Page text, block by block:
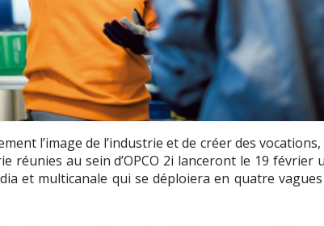
l’image de l’industrie et de créer des vocations,
réunies au sein d’OPCO 2i lanceront le 19 février
et multicanale qui se déploiera en quatre